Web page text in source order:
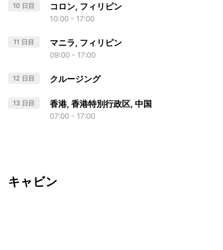
10 日目 コロン, フィリピン
10:00 - 17:00
11 日目 マニラ, フィリピン
09:00 - 17:00
12 日目 クルージング
13 日目 香港, 香港特別行政区, 中国
07:00 - 17:00
キャビン